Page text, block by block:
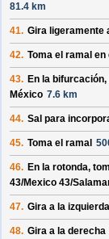
81.4 km
41. Gira ligeramente
42. Toma el ramal
43. En la
México 7.6 km
44. Sal para
45. Toma el ramal
46. En la rotonda,
43/Mexico 43/
47. Gira a la
48. Gira a la derecha